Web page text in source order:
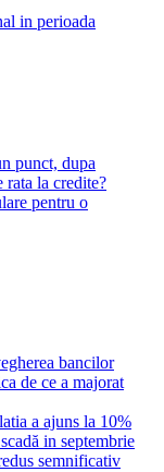
in perioada
punct, dupa
rata la credite?
pentru o
bancilor
de ce a majorat
a ajuns la 10%
in septembrie
semnificativ